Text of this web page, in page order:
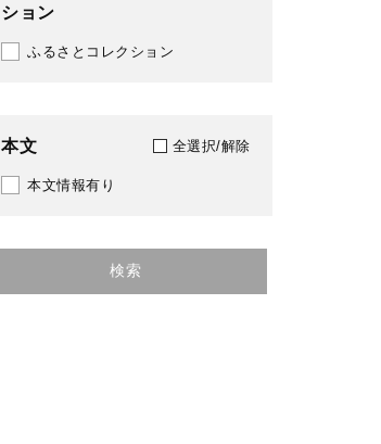
ション
ふるさとコレクション
本文 全選択/解除
本文情報有り
検索